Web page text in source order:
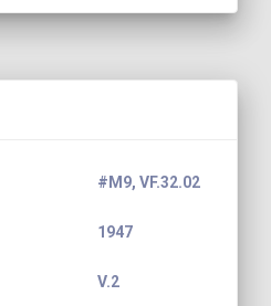
#M9, VF.32.02
1947
V.2